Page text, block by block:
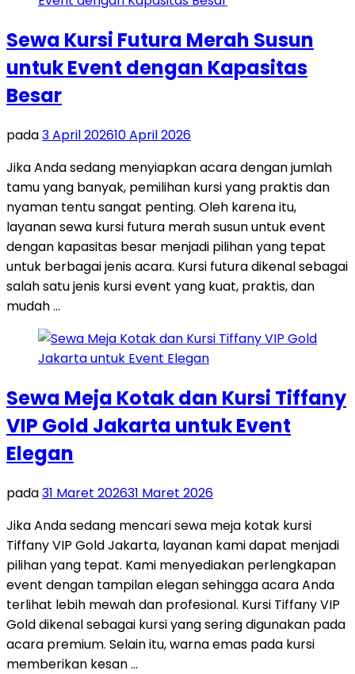
Sewa Kursi Futura Merah Susun
untuk Event dengan Kapasitas
Besar
pada3 April 202610 April 2026
Jika Anda sedang menyiapkan acara dengan jumlah
tamu yang banyak, pemilihan kursi yang praktis dan
nyaman tentu sangat penting. Oleh karena itu,
layanan sewa kursi futura merah susun untuk event
dengan kapasitas besar menjadi pilihan yang tepat
untuk berbagai jenis acara. Kursi futura dikenal sebagai
salah satu jenis kursi event yang kuat, praktis, dan
mudah …
Sewa Meja Kotak dan Kursi Tiffany
VIP Gold Jakarta untuk Event
Elegan
pada31 Maret 202631 Maret 2026
Jika Anda sedang mencari sewa meja kotak kursi
Tiffany VIP Gold Jakarta, layanan kami dapat menjadi
pilihan yang tepat. Kami menyediakan perlengkapan
event dengan tampilan elegan sehingga acara Anda
terlihat lebih mewah dan profesional. Kursi Tiffany VIP
Gold dikenal sebagai kursi yang sering digunakan pada
acara premium. Selain itu, warna emas pada kursi
memberikan kesan …